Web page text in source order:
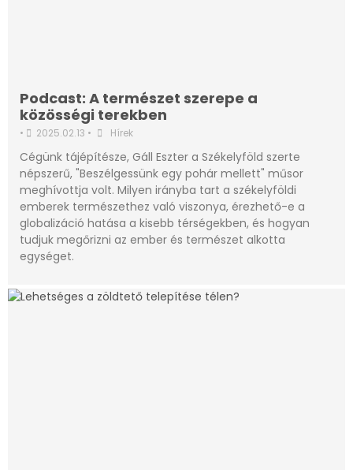
Podcast: A természet szerepe a
közösségi terekben
• 2025.02.13 • Hírek
Cégünk tájépítésze, Gáll Eszter a Székelyföld szerte
népszerű, "Beszélgessünk egy pohár mellett" műsor
meghívottja volt. Milyen irányba tart a székelyföldi
emberek természethez való viszonya, érezhető-e a
globalizáció hatása a kisebb térségekben, és hogyan
tudjuk megőrizni az ember és természet alkotta
egységet.